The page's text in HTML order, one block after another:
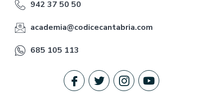
942 37 50 50
academia@codicecantabria.com
685 105 113